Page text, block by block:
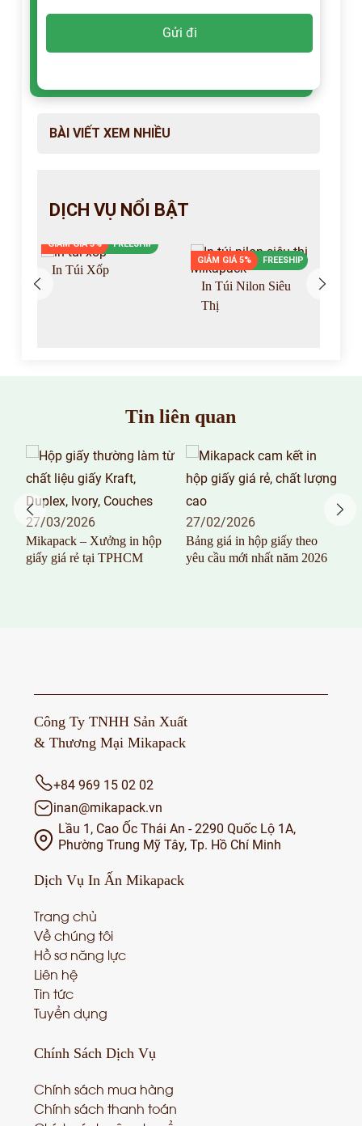
BÀI VIẾT XEM NHIỀU
DỊCH VỤ NỔI BẬT
GIẢM GIÁ 5% FREESHIP
In Túi Xốp
GIẢM GIÁ 5% FREESHIP
In Túi Nilon Siêu
Thị
Tin liên quan
27/03/2026
Mikapack – Xưởng in hộp
giấy giá rẻ tại TPHCM
27/02/2026
Bảng giá in hộp giấy theo
yêu cầu mới nhất năm 2026
Công Ty TNHH Sản Xuất
& Thương Mại Mikapack
+84 969 15 02 02
inan@mikapack.vn
Lầu 1, Cao Ốc Thái An - 2290 Quốc Lộ 1A,
Phường Trung Mỹ Tây, Tp. Hồ Chí Minh
Dịch Vụ In Ấn Mikapack
Trang chủ
Về chúng tôi
Hồ sơ năng lực
Liên hệ
Tin tức
Tuyển dụng
Chính Sách Dịch Vụ
Chính sách mua hàng
Chính sách thanh toán